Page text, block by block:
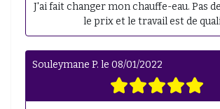
J'ai fait changer mon chauffe-eau. Pas
le prix et le travail est de
Souleymane P. le 08/01/2022